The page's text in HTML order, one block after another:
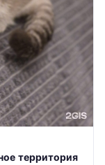
территория